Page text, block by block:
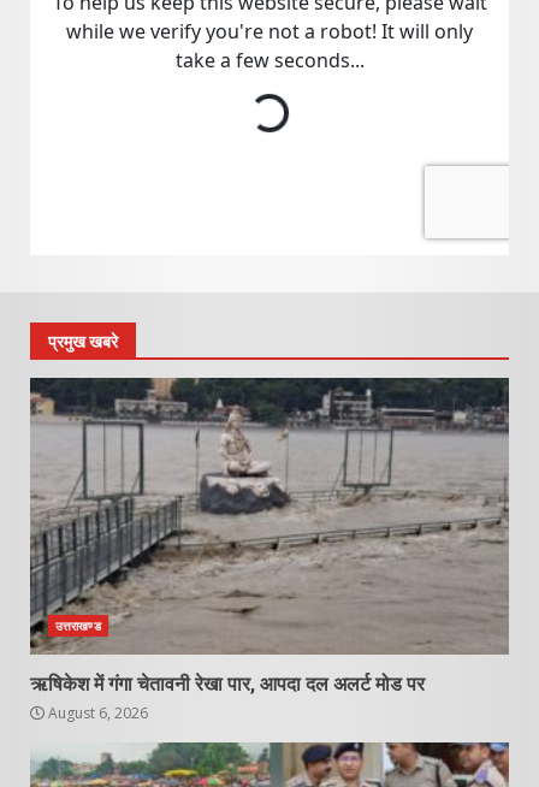
प्रमुख खबरे
उत्तराखण्ड
ऋषिकेश में गंगा चेतावनी रेखा पार, आपदा दल अलर्ट मोड पर
August 6, 2026